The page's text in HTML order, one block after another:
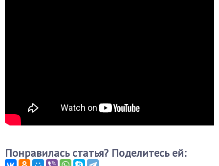
Понравилась статья? Поделитесь ей: